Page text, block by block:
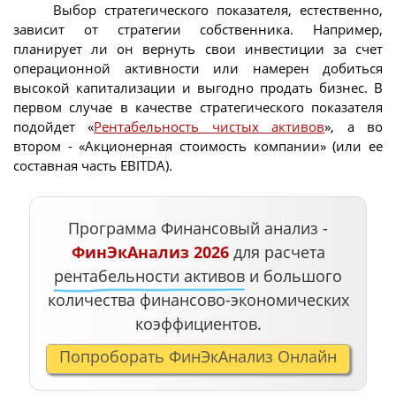
Выбор стратегического показателя, естественно,
зависит от стратегии собственника. Например,
планирует ли он вернуть свои инвестиции за счет
операционной активности или намерен добиться
высокой капитализации и выгодно продать бизнес. В
первом случае в качестве стратегического показателя
подойдет «Рентабельность чистых активов», а во
втором - «Акционерная стоимость компании» (или ее
составная часть EBITDA).
Программа Финансовый анализ -
ФинЭкАнализ 2026для расчета
рентабельности активов и большого
количества финансово-экономических
коэффициентов.
Попроборать ФинЭкАнализ Онлайн